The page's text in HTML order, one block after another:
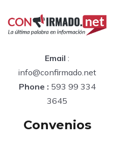
Email :
info@confirmado.net
Phone : 593 99 334
3645
Convenios